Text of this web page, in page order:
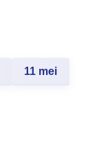
11 mei